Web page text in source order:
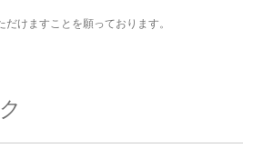
けますことを願っております。